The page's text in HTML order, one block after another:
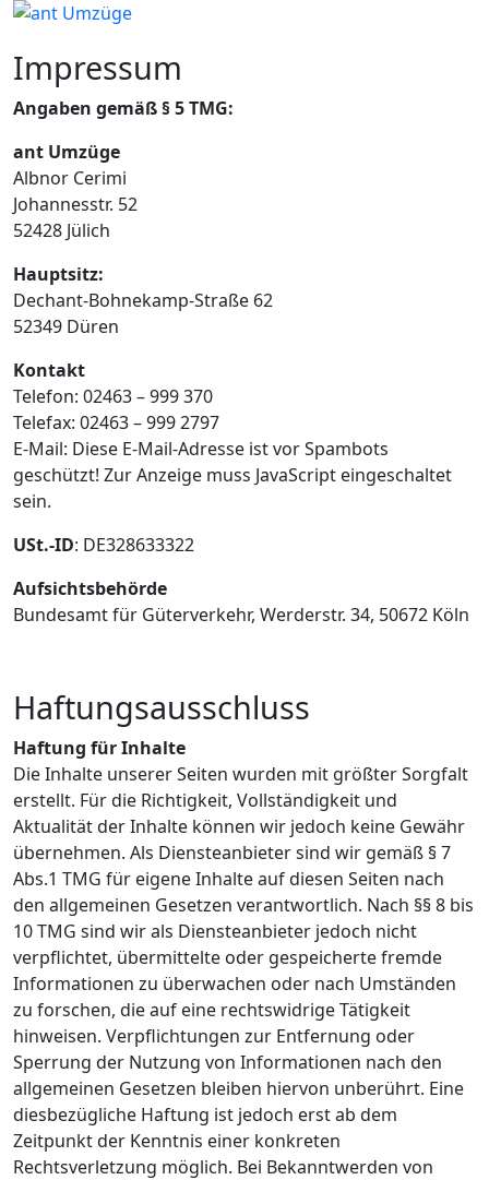
Impressum
Angaben gemäß § 5 TMG:
ant Umzüge
Albnor Cerimi
Johannesstr. 52
52428 Jülich
Hauptsitz:
Dechant-Bohnekamp-Straße 62
52349 Düren
Kontakt
Telefon: 02463 – 999 370
Telefax: 02463 – 999 2797
E-Mail: Diese E-Mail-Adresse ist vor Spambots
geschützt! Zur Anzeige muss JavaScript eingeschaltet
sein.
USt.-ID: DE328633322
Aufsichtsbehörde
Bundesamt für Güterverkehr, Werderstr. 34, 50672 Köln
Haftungsausschluss
Haftung für Inhalte
Die Inhalte unserer Seiten wurden mit größter Sorgfalt
erstellt. Für die Richtigkeit, Vollständigkeit und
Aktualität der Inhalte können wir jedoch keine Gewähr
übernehmen. Als Diensteanbieter sind wir gemäß § 7
Abs.1 TMG für eigene Inhalte auf diesen Seiten nach
den allgemeinen Gesetzen verantwortlich. Nach §§ 8 bis
10 TMG sind wir als Diensteanbieter jedoch nicht
verpflichtet, übermittelte oder gespeicherte fremde
Informationen zu überwachen oder nach Umständen
zu forschen, die auf eine rechtswidrige Tätigkeit
hinweisen. Verpflichtungen zur Entfernung oder
Sperrung der Nutzung von Informationen nach den
allgemeinen Gesetzen bleiben hiervon unberührt. Eine
diesbezügliche Haftung ist jedoch erst ab dem
Zeitpunkt der Kenntnis einer konkreten
Rechtsverletzung möglich. Bei Bekanntwerden von